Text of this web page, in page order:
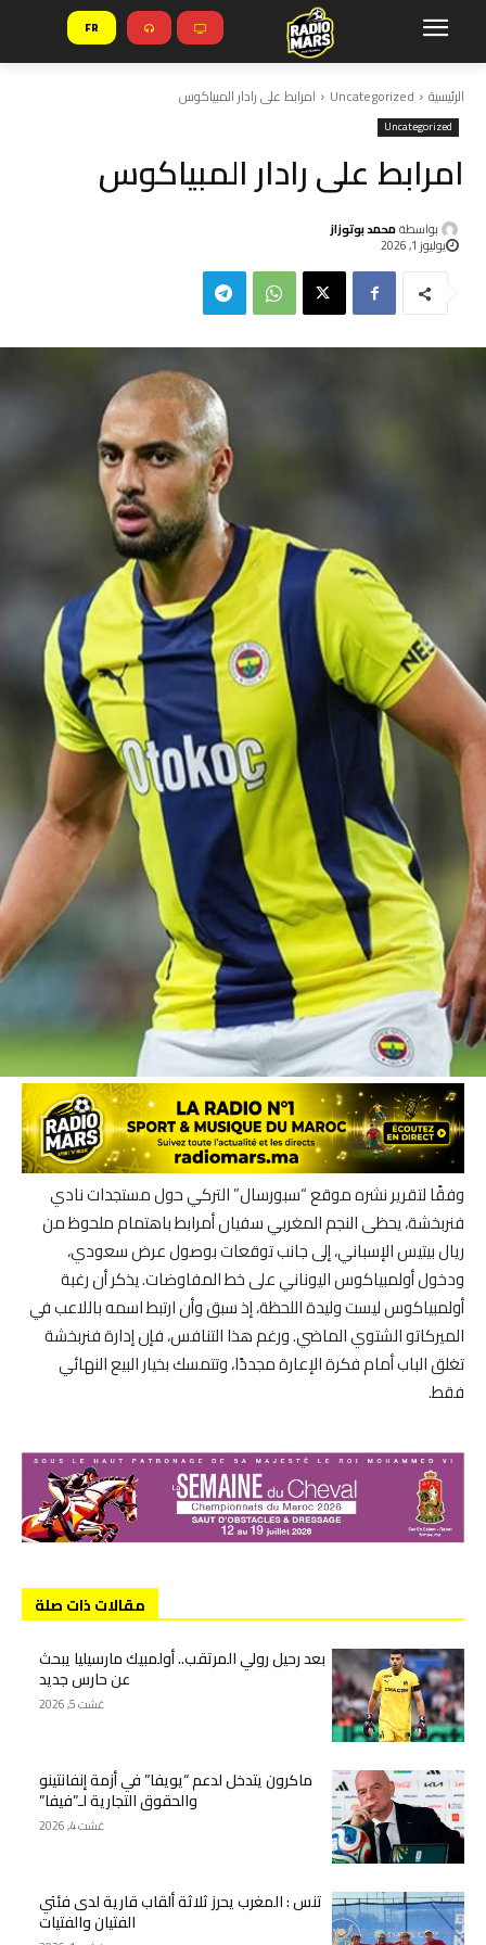
FR
الرئيسية Uncategorized امرابط على رادار المبياكوس
Uncategorized
امرابط على رادار المبياكوس
بواسطةمحمد بوتوزاز
يوليوز 1, 2026
وفقًا لتقرير نشره موقع “سبورسال” التركي حول مستجدات نادي
فنربخشة، يحظى النجم المغربي سفيان أمرابط باهتمام ملحوظ من
ريال بيتيس الإسباني، إلى جانب توقعات بوصول عرض سعودي،
ودخول أولمبياكوس اليوناني على خط المفاوضات. يذكر أن رغبة
أولمبياكوس ليست وليدة اللحظة، إذ سبق وأن ارتبط اسمه باللاعب في
الميركاتو الشتوي الماضي. ورغم هذا التنافس، فإن إدارة فنربخشة
تغلق الباب أمام فكرة الإعارة مجددًا، وتتمسك بخيار البيع النهائي
فقط.
مقالات ذات صلة
بعد رحيل رولي المرتقب.. أولمبيك مارسيليا يبحث
عن حارس جديد
غشت 5, 2026
ماكرون يتدخل لدعم “يويفا” في أزمة إنفانتينو
والحقوق التجارية لـ”فيفا”
غشت 4, 2026
تنس : المغرب يحرز ثلاثة ألقاب قارية لدى فئتي
الفتيان والفتيات